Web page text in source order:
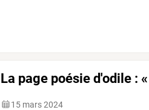
La page poésie d'odile :
15 mars 2024